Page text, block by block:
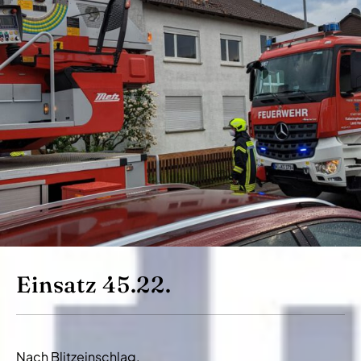
Einsatz 45.22.
Nach Blitzeinschlag.